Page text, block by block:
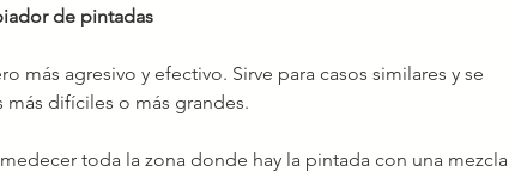
de pintadas
más agresivo y efectivo. Sirve para casos similares y se
difíciles o más grandes.
toda la zona donde hay la pintada con una mezcla